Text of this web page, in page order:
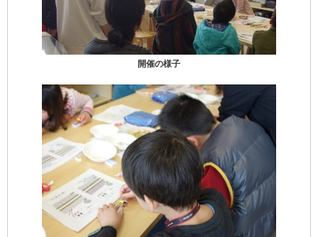
開催の様子